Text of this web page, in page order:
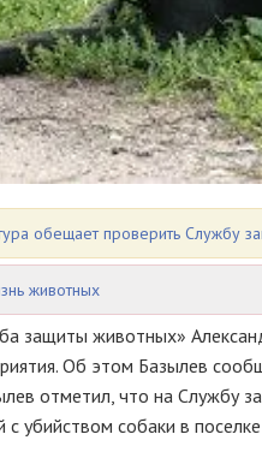
обещает проверить Службу
животных
защиты животных»
Об этом Базылев
отметил, что на Службу
с убийством собаки в